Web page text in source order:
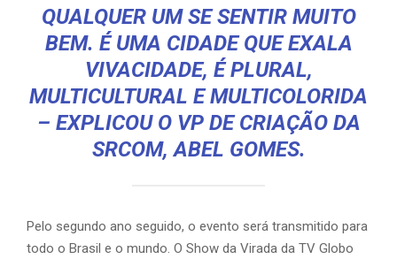
QUALQUER UM SE SENTIR MUITO
BEM. É UMA CIDADE QUE EXALA
VIVACIDADE, É PLURAL,
MULTICULTURAL E MULTICOLORIDA
– EXPLICOU O VP DE CRIAÇÃO DA
SRCOM, ABEL GOMES.
Pelo segundo ano seguido, o evento será transmitido para
todo o Brasil e o mundo. O Show da Virada da TV Globo